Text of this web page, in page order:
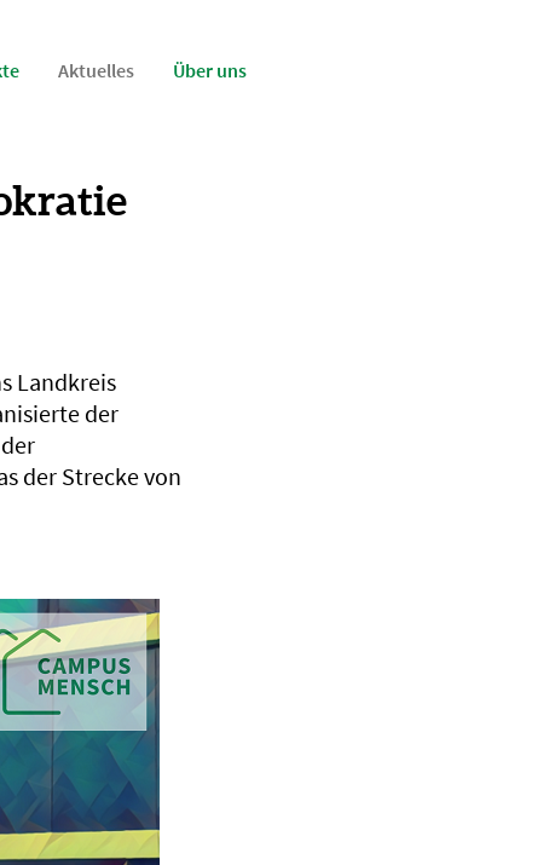
Aktuelles Über uns
Landkreis
der
der Strecke von